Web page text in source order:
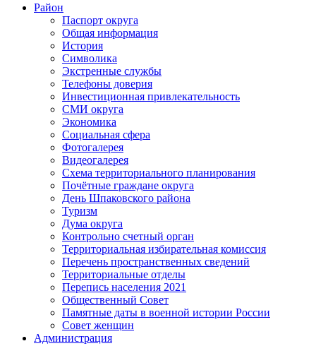
Район
Паспорт округа
Общая информация
История
Символика
Экстренные службы
Телефоны доверия
Инвестиционная привлекательность
СМИ округа
Экономика
Социальная сфера
Фотогалерея
Видеогалерея
Схема территориального планирования
Почётные граждане округа
День Шпаковского района
Туризм
Дума округа
Контрольно счетный орган
Территориальная избирательная комиссия
Перечень пространственных сведений
Территориальные отделы
Перепись населения 2021
Общественный Совет
Памятные даты в военной истории России
Совет женщин
Администрация